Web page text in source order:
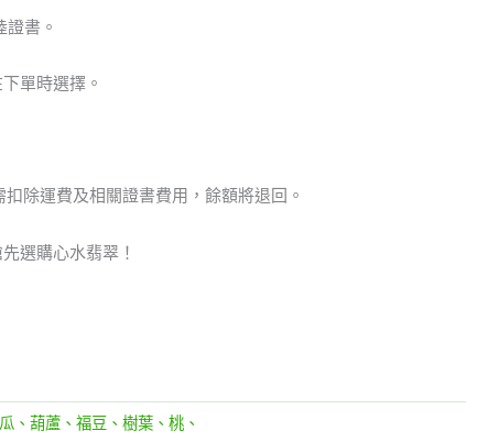
書。
單時選擇。
除運費及相關證書費用，餘額將退回。
選購心水翡翠！
、葫蘆、福豆、樹葉、桃、